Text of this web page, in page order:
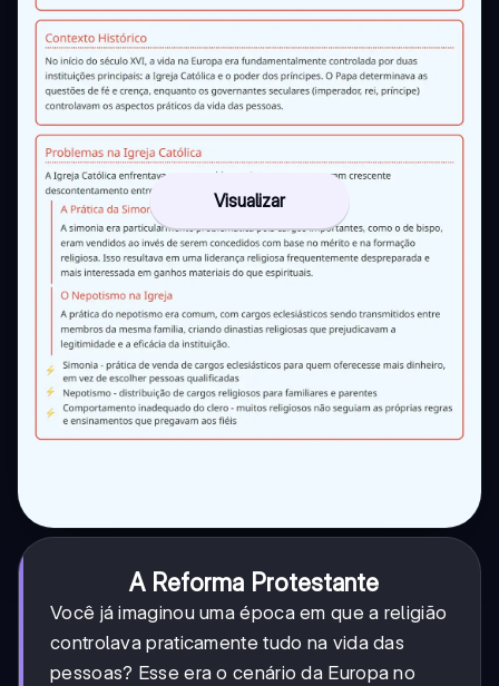
Visualizar
A Reforma Protestante
Você já imaginou uma época em que a religião
controlava praticamente tudo na vida das
pessoas? Esse era o cenário da Europa no